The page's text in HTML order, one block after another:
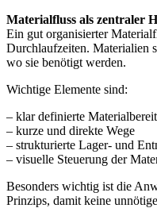
Materialfluss als zentraler
Ein gut organisierter
Durchlaufzeiten. Materialien
wo sie benötigt werden.
Wichtige Elemente sind:
– klar definierte
– kurze und direkte Wege
– strukturierte Lager- und
– visuelle Steuerung der
Besonders wichtig ist die
Prinzips, damit keine